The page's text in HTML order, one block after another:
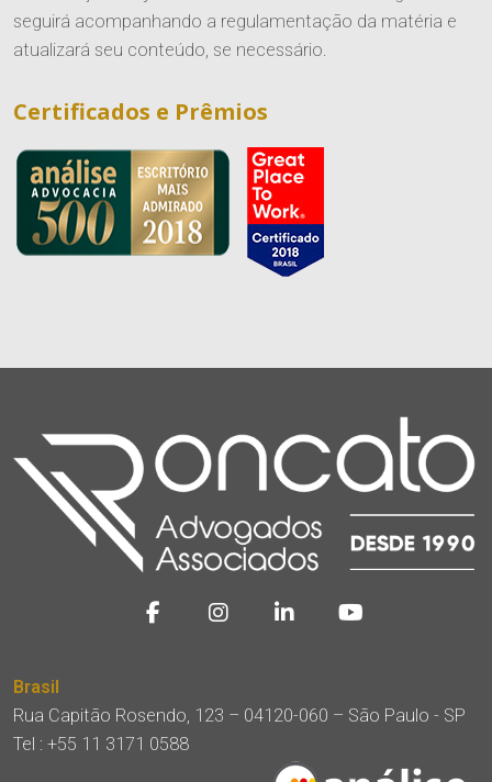
seguirá acompanhando a regulamentação da matéria e
atualizará seu conteúdo, se necessário.
Certificados e Prêmios
Brasil
Rua Capitão Rosendo, 123 – 04120-060 – São Paulo - SP
Tel : +55 11 3171 0588